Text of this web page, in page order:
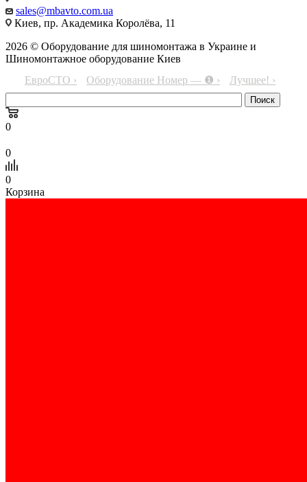
sales@mbavto.com.ua
Киев, пр. Академика Королёва, 11
2026 © Оборудование для шиномонтажа в Украине и
Шиномонтажное оборудование Киев
ЕвроСТО ›
Оборудование Номер — ❶ › Лучшее! ›
0
0
0
Корзина